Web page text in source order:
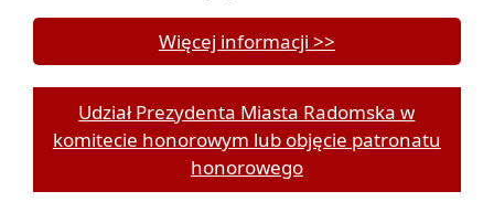
Więcej informacji >>
Udział Prezydenta Miasta Radomska w
komitecie honorowym lub objęcie patronatu
honorowego